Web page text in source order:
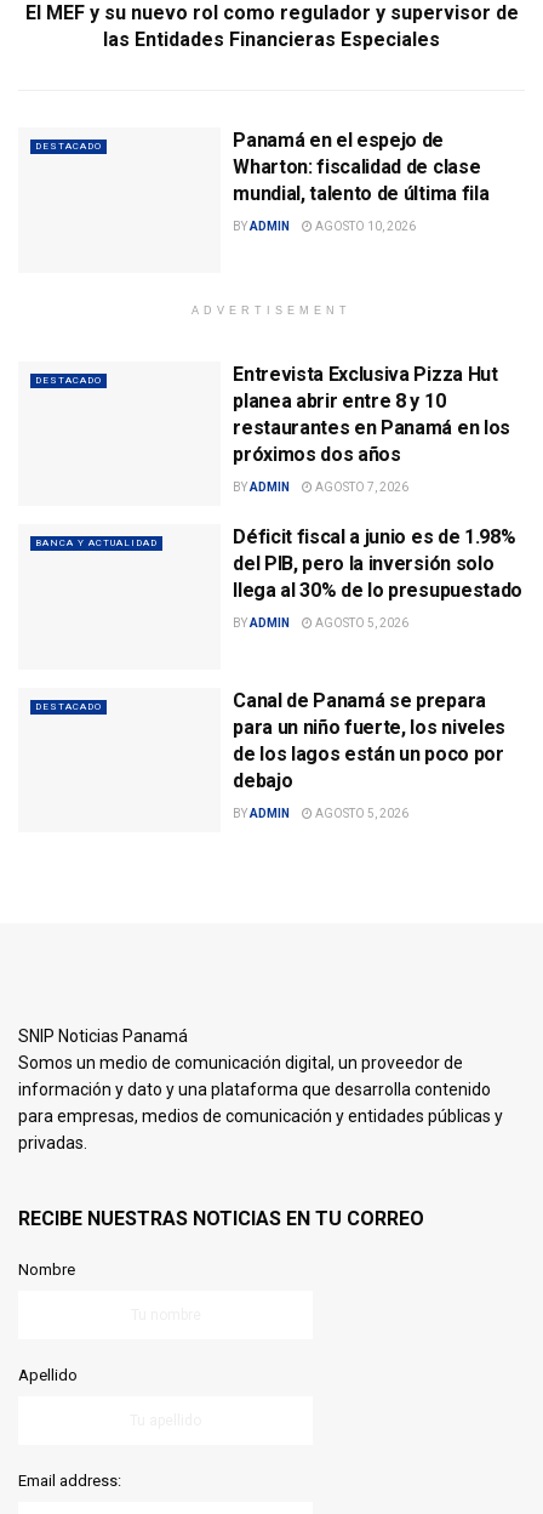
El MEF y su nuevo rol como regulador y supervisor de
las Entidades Financieras Especiales
DESTACADO
Panamá en el espejo de
Wharton: fiscalidad de clase
mundial, talento de última fila
BYADMIN AGOSTO 10, 2026
ADVERTISEMENT
DESTACADO
Entrevista Exclusiva Pizza Hut
planea abrir entre 8 y 10
restaurantes en Panamá en los
próximos dos años
BYADMIN AGOSTO 7, 2026
BANCA Y ACTUALIDAD
Déficit fiscal a junio es de 1.98%
del PIB, pero la inversión solo
llega al 30% de lo presupuestado
BYADMIN AGOSTO 5, 2026
DESTACADO
Canal de Panamá se prepara
para un niño fuerte, los niveles
de los lagos están un poco por
debajo
BYADMIN AGOSTO 5, 2026
SNIP Noticias Panamá
Somos un medio de comunicación digital, un proveedor de
información y dato y una plataforma que desarrolla contenido
para empresas, medios de comunicación y entidades públicas y
privadas.
RECIBE NUESTRAS NOTICIAS EN TU CORREO
Nombre
Apellido
Email address: